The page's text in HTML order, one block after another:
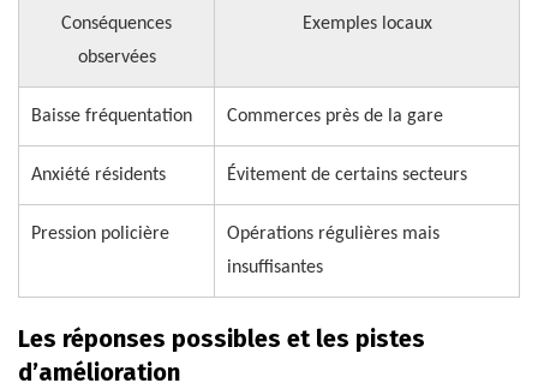
Conséquences
observées
Exemples locaux
Baisse fréquentation Commerces près de la gare
Anxiété résidents Évitement de certains secteurs
Pression policière
Opérations régulières mais
insuffisantes
Les réponses possibles et les pistes
d’amélioration